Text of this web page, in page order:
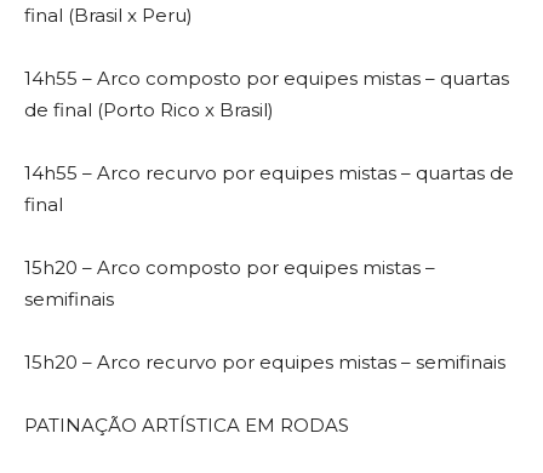
final (Brasil x Peru)
14h55 – Arco composto por equipes mistas – quartas
de final (Porto Rico x Brasil)
14h55 – Arco recurvo por equipes mistas – quartas de
final
15h20 – Arco composto por equipes mistas –
semifinais
15h20 – Arco recurvo por equipes mistas – semifinais
PATINAÇÃO ARTÍSTICA EM RODAS